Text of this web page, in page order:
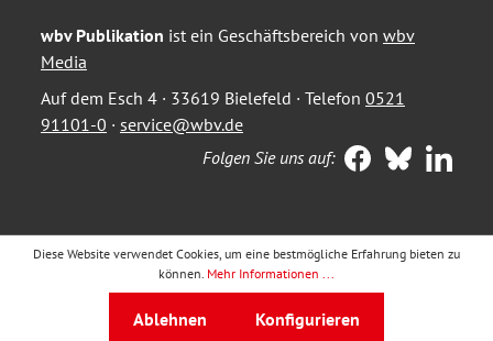
wbv Publikation ist ein Geschäftsbereich von wbv
Media
Auf dem Esch 4 · 33619 Bielefeld · Telefon 0521
91101-0 · service@wbv.de
Folgen Sie uns auf:
Diese Website verwendet Cookies, um eine bestmögliche Erfahrung bieten zu
können. Mehr Informationen ...
Ablehnen Konfigurieren